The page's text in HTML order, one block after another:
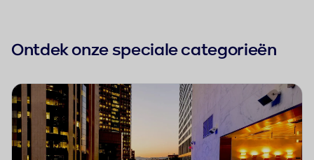
Ontdek onze speciale categorieën